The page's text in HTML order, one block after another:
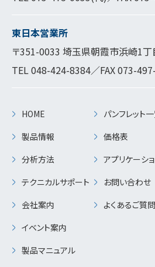
東日本営業所
〒351-0033 埼玉県朝霞市浜崎1丁
TEL048-424-8384／FAX 073-
HOME
製品情報
分析方法
テクニカルサポート
会社案内
イベント案内
製品マニュアル
パンフレット
価格表
アプリケーシ
お問い合わせ
よくあるご質問